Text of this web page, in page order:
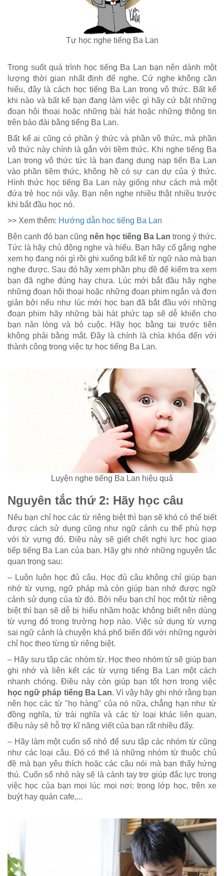
Tự học nghe tiếng Ba Lan
Trong suốt quá trình học tiếng Ba Lan bạn nên dành một
lượng thời gian nhất định để nghe. Cứ nghe không cần
hiểu, đây là cách học tiếng Ba Lan trong vô thức. Bất kể
khi nào và bất kể bạn đang làm việc gì hãy cứ bật những
đoạn hội thoại hoặc những bài hát hoặc những thông tin
trên báo đài bằng tiếng Ba Lan.
Bất kể ai cũng có phần ý thức và phần vô thức, mà phần
vô thức này chính là gắn với tiềm thức. Khi nghe tiếng Ba
Lan trong vô thức tức là bạn đang dung nạp tiến Ba Lan
vào phần tiềm thức, không hề có sự can dự của ý thức.
Hình thức học tiếng Ba Lan này giống như cách mà một
đứa trẻ học nói vậy. Bạn nên nghe nhiều thật nhiều trước
khi bắt đầu học nó.
>> Xem thêm: Hướng dẫn học tiếng Ba Lan
Bên cạnh đó bạn cũng nên học tiếng Ba Lan trong ý thức.
Tức là hãy chủ động nghe và hiểu. Bạn hãy cố gắng nghe
xem họ đang nói gì rồi ghi xuống bất kể từ ngữ nào mà bạn
nghe được. Sau đó hãy xem phần phụ đề để kiểm tra xem
bạn đã nghe đúng hay chưa. Lúc mới bắt đầu hãy nghe
những đoạn hội thoại hoặc những đoạn phim ngắn và đơn
giản bởi nếu như lúc mới học bạn đã bắt đầu với những
đoạn phim hãy những bài hát phức tạp sẽ dễ khiến cho
bạn nản lòng và bỏ cuộc. Hãy học bằng tai trước tiên
không phải bằng mắt. Đây là chính là chìa khóa đến với
thành công trong việc tự học tiếng Ba Lan.
Luyện nghe tiếng Ba Lan hiệu quả
Nguyên tắc thứ 2: Hãy học câu
Nếu bạn chỉ học các từ riêng biệt thì bạn sẽ khó có thể biết
được cách sử dụng cũng như ngữ cảnh cụ thể phù hợp
với từ vựng đó. Điều này sẽ giết chết nghị lực học giao
tiếp tiếng Ba Lan của bạn. Hãy ghi nhớ những nguyên tắc
quan trọng sau:
– Luôn luôn học đủ câu. Học đủ câu không chỉ giúp bạn
nhớ từ vựng, ngữ pháp mà còn giúp bạn nhớ được ngữ
cảnh sử dụng của từ đó. Bởi nếu bạn chỉ học một từ riêng
biệt thì bạn sẽ dễ bị hiểu nhầm hoặc không biết nên dùng
từ vựng đó trong trường hợp nào. Việc sử dụng từ vựng
sai ngữ cảnh là chuyện khá phổ biến đối với những người
chỉ học theo từng từ riêng biệt.
– Hãy sưu tập các nhóm từ. Học theo nhóm từ sẽ giúp bạn
ghi nhớ và liên kết các từ vựng tiếng Ba Lan một cách
nhanh chóng. Điều này còn giúp bạn tốt hơn trong việc
học ngữ pháp tiếng Ba Lan. Vì vậy hãy ghi nhớ rằng bạn
nên học các từ "họ hàng" của nó nữa, chẳng hạn như từ
đồng nghĩa, từ trái nghĩa và các từ loại khác liên quan,
điều này sẽ hỗ trợ kĩ năng viết của bạn rất nhiều đấy.
– Hãy làm một cuốn sổ nhỏ để sưu tập các nhóm từ cũng
như các loại câu. Đó có thể là những nhóm từ thuộc chủ
đề mà bạn yêu thích hoặc các câu nói mà bạn thấy hứng
thú. Cuốn sổ nhỏ này sẽ là cánh tay trợ giúp đắc lực trong
việc học của bạn mọi lúc mọi nơi: trong lớp học, trên xe
buýt hay quán cafe,...